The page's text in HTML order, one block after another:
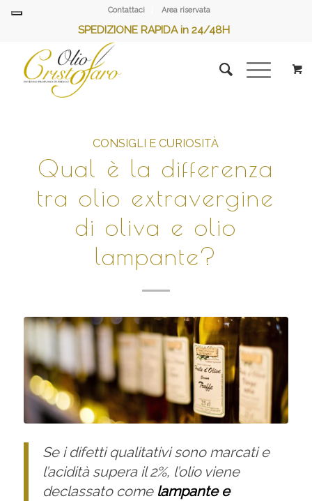
Contattaci Area riservata
SPEDIZIONE RAPIDA in 24/48H
CONSIGLI E CURIOSITÀ
Qual è la differenza
tra olio extravergine
di oliva e olio
lampante?
Se i difetti qualitativi sono marcati e
l’acidità supera il 2%, l’olio viene
declassato comelampante e